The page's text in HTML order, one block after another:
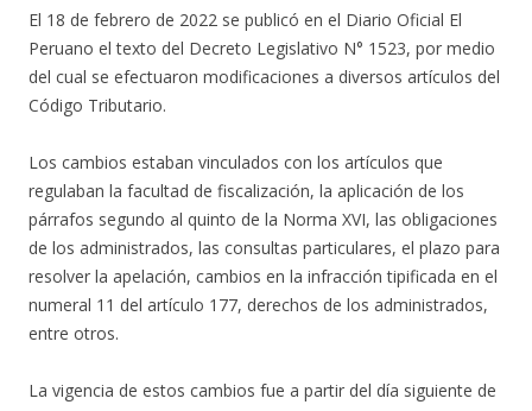
El 18 de febrero de 2022 se publicó en el Diario Oficial El
Peruano el texto del Decreto Legislativo N° 1523, por medio
del cual se efectuaron modificaciones a diversos artículos del
Código Tributario.
Los cambios estaban vinculados con los artículos que
regulaban la facultad de fiscalización, la aplicación de los
párrafos segundo al quinto de la Norma XVI, las obligaciones
de los administrados, las consultas particulares, el plazo para
resolver la apelación, cambios en la infracción tipificada en el
numeral 11 del artículo 177, derechos de los administrados,
entre otros.
La vigencia de estos cambios fue a partir del día siguiente de